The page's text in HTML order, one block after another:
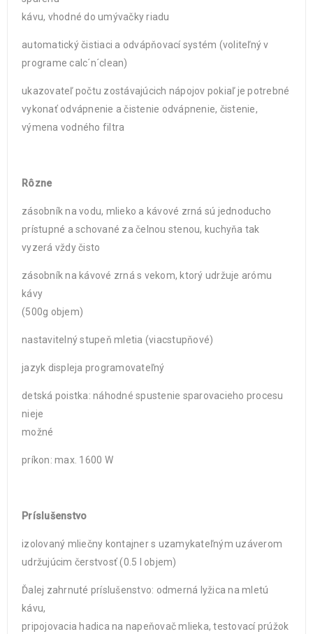
kávu, vhodné do umývačky riadu
automatický čistiaci a odvápňovací systém (voliteľný v
programe calc´n´clean)
ukazovateľ počtu zostávajúcich nápojov pokiaľ je potrebné
vykonať odvápnenie a čistenie odvápnenie, čistenie,
výmena vodného filtra
Rôzne
zásobník na vodu, mlieko a kávové zrná sú jednoducho
prístupné a schované za čelnou stenou, kuchyňa tak
vyzerá vždy čisto
zásobník na kávové zrná s vekom, ktorý udržuje arómu
kávy
(500g objem)
nastavitelný stupeň mletia (viacstupňové)
jazyk displeja programovateľný
detská poistka: náhodné spustenie sparovacieho procesu
nieje
možné
príkon: max. 1600 W
Príslušenstvo
izolovaný mliečny kontajner s uzamykateľným uzáverom
udržujúcim čerstvosť (0.5 l objem)
Ďalej zahrnuté príslušenstvo: odmerná lyžica na mletú
kávu,
pripojovacia hadica na napeňovač mlieka, testovací prúžok